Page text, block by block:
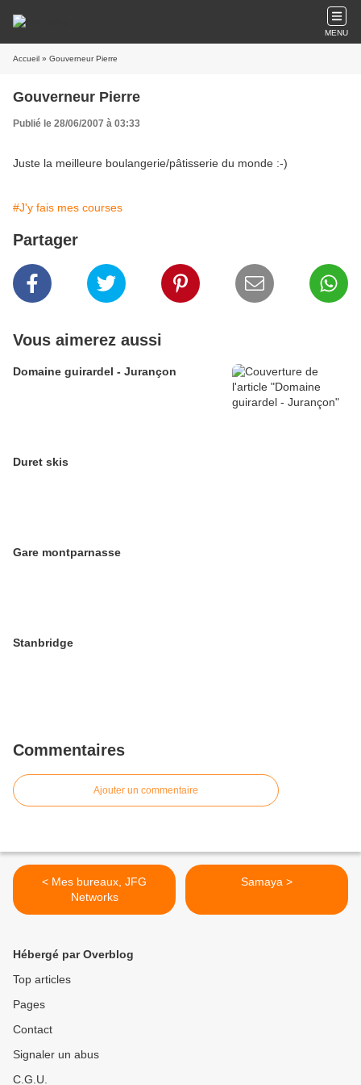
MENU
Accueil » Gouverneur Pierre
Gouverneur Pierre
Publié le 28/06/2007 à 03:33
Juste la meilleure boulangerie/pâtisserie du monde :-)
#J'y fais mes courses
Partager
Vous aimerez aussi
Domaine guirardel - Jurançon
Duret skis
Gare montparnasse
Stanbridge
Commentaires
Ajouter un commentaire
< Mes bureaux, JFG
Networks
Samaya >
Hébergé par Overblog
Top articles
Pages
Contact
Signaler un abus
C.G.U.